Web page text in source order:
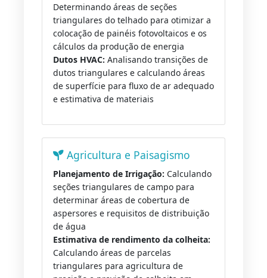
Determinando áreas de seções
triangulares do telhado para otimizar a
colocação de painéis fotovoltaicos e os
cálculos da produção de energia
Dutos HVAC: Analisando transições de
dutos triangulares e calculando áreas
de superfície para fluxo de ar adequado
e estimativa de materiais
Agricultura e Paisagismo
Planejamento de Irrigação: Calculando
seções triangulares de campo para
determinar áreas de cobertura de
aspersores e requisitos de distribuição
de água
Estimativa de rendimento da colheita:
Calculando áreas de parcelas
triangulares para agricultura de